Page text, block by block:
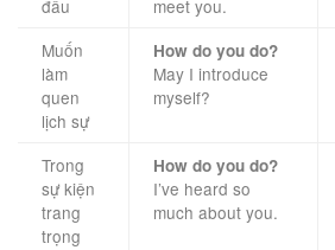
đầu meet you.
Muốn
làm
quen
lịch sự
How do you do?
May I introduce
myself?
Trong
sự kiện
trang
trọng
How do you do?
I’ve heard so
much about you.